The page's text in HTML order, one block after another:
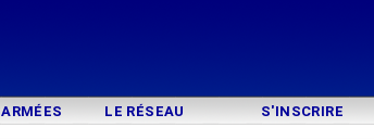
LE RÉSEAU S'INSCRIRE